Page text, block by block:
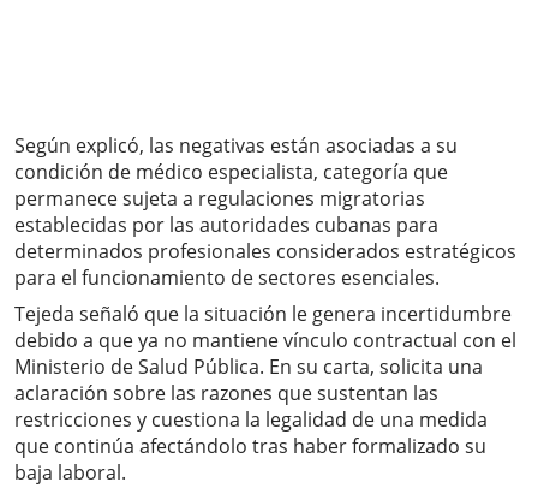
Según explicó, las negativas están asociadas a su
condición de médico especialista, categoría que
permanece sujeta a regulaciones migratorias
establecidas por las autoridades cubanas para
determinados profesionales considerados estratégicos
para el funcionamiento de sectores esenciales.
Tejeda señaló que la situación le genera incertidumbre
debido a que ya no mantiene vínculo contractual con el
Ministerio de Salud Pública. En su carta, solicita una
aclaración sobre las razones que sustentan las
restricciones y cuestiona la legalidad de una medida
que continúa afectándolo tras haber formalizado su
baja laboral.